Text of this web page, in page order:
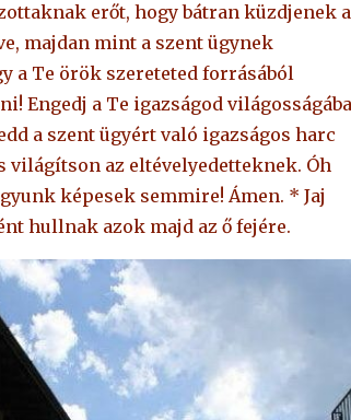
erőt, hogy bátran küzdjenek a
majdan mint a szent ügynek
a Te örök szereteted forrásából
Engedj a Te igazságod
a szent ügyért való igazságos harc
az eltévelyedetteknek. Óh
képesek semmire! Ámen. * Jaj
hullnak azok majd az ő fejére.